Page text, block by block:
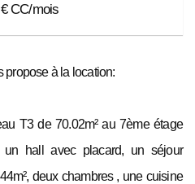
€ CC/mois
propose à la location:
T3 de 70.02m² au 7ème étage
un hall avec placard, un séjour
deux chambres , une cuisine